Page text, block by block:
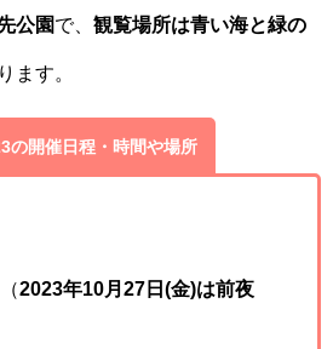
公園で、 観覧場所は青い海と緑の
ます。
の開催日程・時間や場所
2023年10月27日(金)は前夜